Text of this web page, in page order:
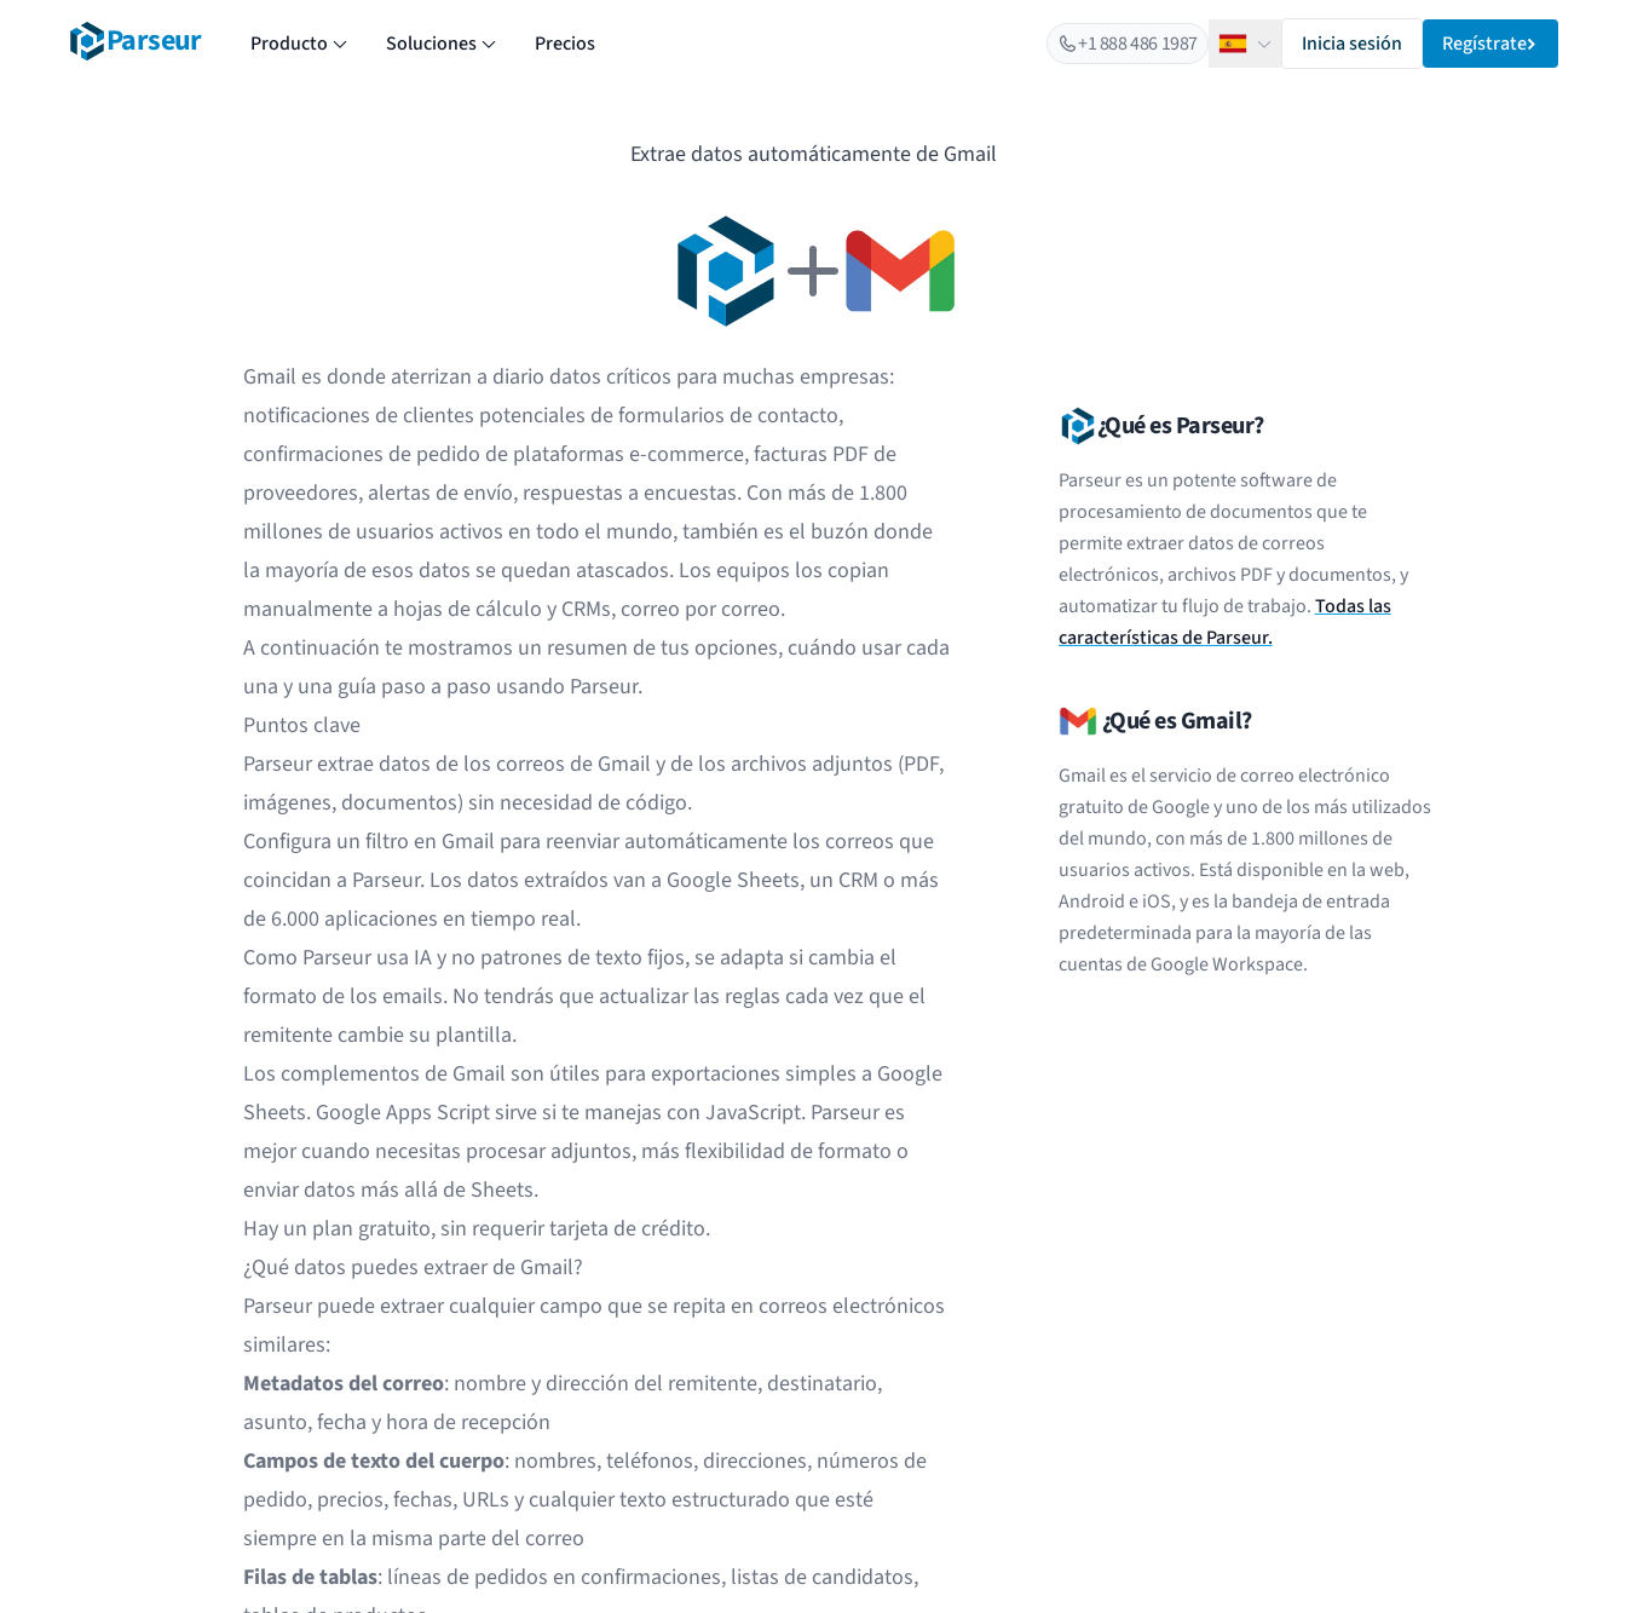
Parseur Producto Soluciones Precios +1 888 486 1987 EspañolInicia sesión Regístrate
Extrae datos automáticamente de Gmail
Gmail es donde aterrizan a diario datos críticos para muchas empresas:
notificaciones de clientes potenciales de formularios de contacto,
confirmaciones de pedido de plataformas e-commerce, facturas PDF de
proveedores, alertas de envío, respuestas a encuestas. Con más de 1.800
millones de usuarios activos en todo el mundo, también es el buzón donde
la mayoría de esos datos se quedan atascados. Los equipos los copian
manualmente a hojas de cálculo y CRMs, correo por correo.
A continuación te mostramos un resumen de tus opciones, cuándo usar cada
una y una guía paso a paso usando Parseur.
Puntos clave
Parseur extrae datos de los correos de Gmail y de los archivos adjuntos (PDF,
imágenes, documentos) sin necesidad de código.
Configura un filtro en Gmail para reenviar automáticamente los correos que
coincidan a Parseur. Los datos extraídos van a Google Sheets, un CRM o más
de 6.000 aplicaciones en tiempo real.
Como Parseur usa IA y no patrones de texto fijos, se adapta si cambia el
formato de los emails. No tendrás que actualizar las reglas cada vez que el
remitente cambie su plantilla.
Los complementos de Gmail son útiles para exportaciones simples a Google
Sheets. Google Apps Script sirve si te manejas con JavaScript. Parseur es
mejor cuando necesitas procesar adjuntos, más flexibilidad de formato o
enviar datos más allá de Sheets.
Hay un plan gratuito, sin requerir tarjeta de crédito.
¿Qué datos puedes extraer de Gmail?
Parseur puede extraer cualquier campo que se repita en correos electrónicos
similares:
Metadatos del correo: nombre y dirección del remitente, destinatario,
asunto, fecha y hora de recepción
Campos de texto del cuerpo: nombres, teléfonos, direcciones, números de
pedido, precios, fechas, URLs y cualquier texto estructurado que esté
siempre en la misma parte del correo
Filas de tablas: líneas de pedidos en confirmaciones, listas de candidatos,
¿Qué es Parseur?
Parseur es un potente software de
procesamiento de documentos que te
permite extraer datos de correos
electrónicos, archivos PDF y documentos, y
automatizar tu flujo de trabajo.Todas las
características de Parseur.
¿Qué es Gmail?
Gmail es el servicio de correo electrónico
gratuito de Google y uno de los más utilizados
del mundo, con más de 1.800 millones de
usuarios activos. Está disponible en la web,
Android e iOS, y es la bandeja de entrada
predeterminada para la mayoría de las
cuentas de Google Workspace.